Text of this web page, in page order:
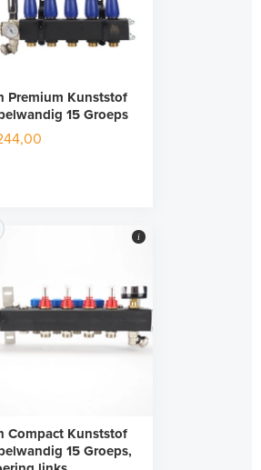
Premium Kunststof
15 Groeps
Compact Kunststof
15 Groeps,
i